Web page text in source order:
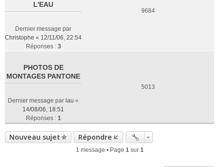
L'EAU
Dernier message par
Christophe « 12/11/06, 22:54
Réponses : 3
9684
PHOTOS DE
MONTAGES PANTONE
Dernier message par lau «
14/08/06, 18:51
Réponses : 1
5013
Nouveau sujet Répondre
1 message • Page 1sur 1